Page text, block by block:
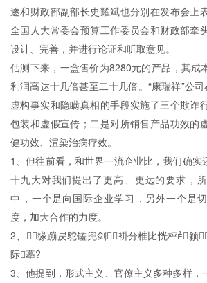
遂和财政部副部长史耀斌也分别在发布会上表示
全国人大常委会预算工作委员会和财政部牵头
设计、完善，并进行论证和听取意见。
估测下来，一盒售价为8280元的产品，其成
利润高达十几倍甚至二十几倍。“康瑞祥”公
虚构事实和隐瞒真相的手段实施了三个欺诈
包装和虚假宣传；二是对所销售产品功效的
健功效、渲染治病疗效。
1、但往前看，和世界一流企业比，我们
十九大对我们提出了更高、更远的要求
中，一个是向国际企业学习，另外一个
度，加大合作的力度。
2、缘蹦昃鸵馐兜剑褂分椎比恍枰颍
际摹?
3、他提到，形式主义、官僚主义多种多样